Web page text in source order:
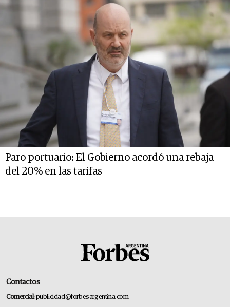
Paro portuario: El Gobierno acordó una rebaja
del 20% en las tarifas
Contactos
Comercial:publicidad@forbesargentina.com